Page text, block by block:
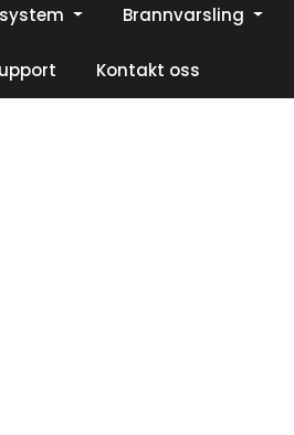
Instagram | LinkedIn
Brannvarsling
Kontakt oss